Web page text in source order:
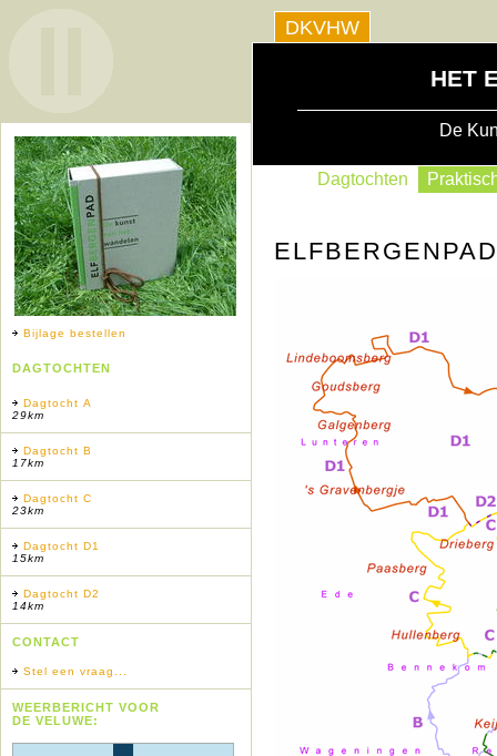
Bijlage bestellen
DAGTOCHTEN
Dagtocht A
29km
Dagtocht B
17km
Dagtocht C
23km
Dagtocht D1
15km
Dagtocht D2
14km
CONTACT
Stel een vraag...
WEERBERICHT VOOR
DE VELUWE:
DKVHW
HET
De
Dagtochten
ELFBERGENPAD